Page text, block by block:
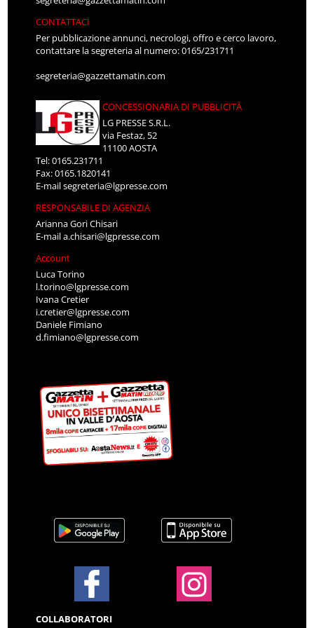
CONTATTACI
Per pubblicazione annunci, necrologi, offro e cerco lavoro,
contattare la segreteria al numero: 0165/231711
segreteria@gazzettamatin.com
CONCESSIONARIA DI PUBBLICITÀ
LG PRESSE S.R.L.
via Festaz, 52
11100 AOSTA
Tel: 0165.231711
Fax: 0165.1820141
E-mailsegreteria@lgpresse.com
RESPONSABILE DI AGENZIA
Arianna Gori Chisari
E-maila.chisari@lgpresse.com
Account
Luca Torino
l.torino@lgpresse.com
Ivana Cretier
i.cretier@lgpresse.com
Daniele Fimiano
d.fimiano@lgpresse.com
COLLABORATORI